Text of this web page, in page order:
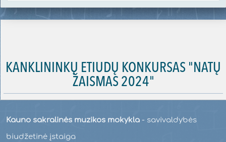
KANKLININKŲ ETIUDŲ KONKURSAS "NATŲ
ŽAISMAS 2024"
Kauno sakralinės muzikos mokykla - savivaldybės
biudžetinė įstaiga